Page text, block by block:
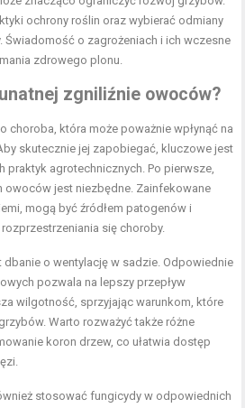
ochrony roślin oraz wybierać odmiany
Świadomość o zagrożeniach i ich wczesne
zdrowego plonu.
zgniliźnie owoców?
choroba, która może poważnie wpłynąć na
skutecznie jej zapobiegać, kluczowe jest
agrotechnicznych. Po pierwsze,
owoców jest niezbędne. Zainfekowane
mogą być źródłem patogenów i
się choroby.
o wentylację w sadzie. Odpowiednie
pozwala na lepszy przepływ
wilgotność, sprzyjając warunkom, które
Warto rozważyć także różne
koron drzew, co ułatwia dostęp
stosować fungicydy w odpowiednich